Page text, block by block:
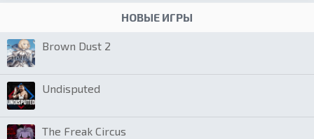
НОВЫЕ ИГРЫ
Brown Dust 2
Undisputed
The Freak Circus